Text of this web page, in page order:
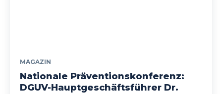
MAGAZIN
Nationale Präventionskonferenz:
DGUV-Hauptgeschäftsführer Dr.